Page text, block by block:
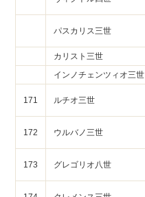
パスカリス三世
カリスト三世
インノチェンツィオ三世
171 ルチオ三世
172 ウルバノ三世
173 グレゴリオ八世